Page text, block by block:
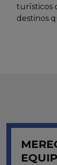
turísticos
destinos
EQUIP